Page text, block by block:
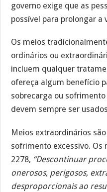
governo exige que as
possível para prolongar a
Os meios
ordinários ou
incluem qualquer
ofereça algum benefício
sobrecarga ou
devem sempre ser
Meios extraordinários
sofrimento excessivo. Os
2278, “Descontinuar
onerosos, perigosos,
desproporcionais ao